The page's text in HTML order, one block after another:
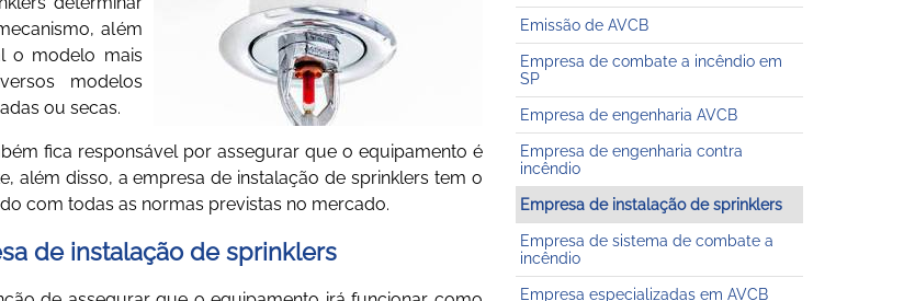
além
o modelo mais
modelos
ou secas.
fica responsável por assegurar que o equipamento é
além disso, aempresa de instalação de sprinklers tem o
com todas as normas previstas no mercado.
de instalação de sprinklers
Emissão de AVCB
Empresa de combate a incêndio em
SP
Empresa de engenharia AVCB
Empresa de engenharia contra
incêndio
Empresa de instalação de sprinklers
Empresa de sistema de combate a
incêndio
Empresa especializadas em AVCB